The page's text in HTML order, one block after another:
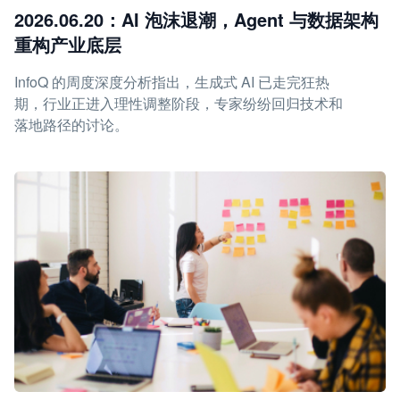
2026.06.20：AI 泡沫退潮，Agent 与数据架构
重构产业底层
InfoQ 的周度深度分析指出，生成式 AI 已走完狂热
期，行业正进入理性调整阶段，专家纷纷回归技术和
落地路径的讨论。